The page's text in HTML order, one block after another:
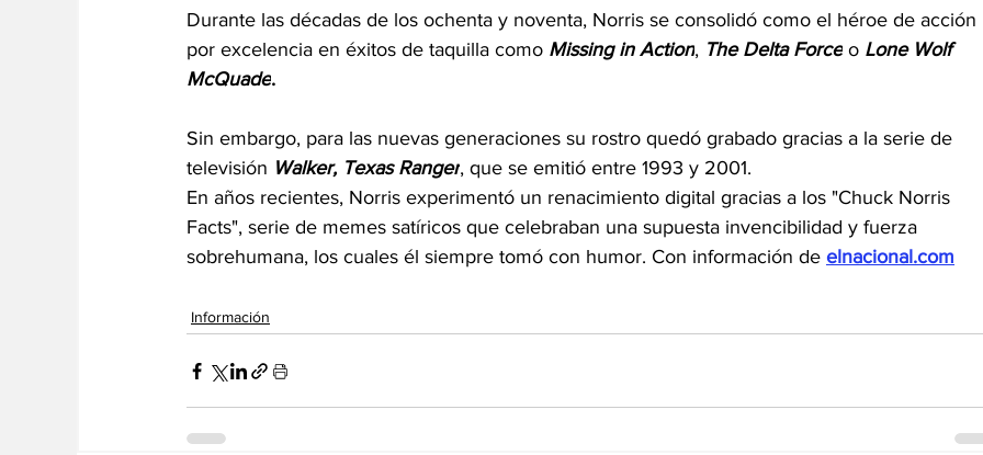
Durante las décadas de los ochenta y noventa, Norris se consolidó como el héroe de acción
por excelencia en éxitos de taquilla como Missing in Action, The Delta Force o Lone Wolf
McQuade.
Sin embargo, para las nuevas generaciones su rostro quedó grabado gracias a la serie de
televisión Walker, Texas Ranger, que se emitió entre 1993 y 2001.
En años recientes, Norris experimentó un renacimiento digital gracias a los "Chuck Norris
Facts", serie de memes satíricos que celebraban una supuesta invencibilidad y fuerza
sobrehumana, los cuales él siempre tomó con humor. Con información de elnacional.com
Información